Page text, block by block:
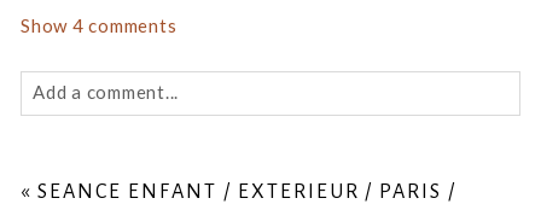
Show 4 comments
Add a comment...
are marked *
« SEANCE ENFANT / EXTERIEUR / PARIS /